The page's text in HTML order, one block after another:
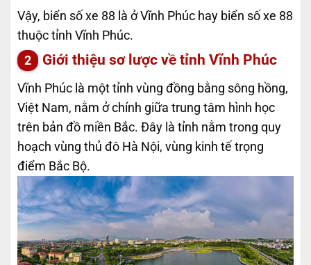
Vậy, biển số xe 88 là ở Vĩnh Phúc hay biển số xe 88
thuộc tỉnh Vĩnh Phúc.
Giới thiệu sơ lược về tỉnh Vĩnh Phúc
Vĩnh Phúc là một tỉnh vùng đồng bằng sông hồng,
Việt Nam, nằm ở chính giữa trung tâm hình học
trên bản đồ miền Bắc. Đây là tỉnh nằm trong quy
hoạch vùng thủ đô Hà Nội, vùng kinh tế trọng
điểm Bắc Bộ.